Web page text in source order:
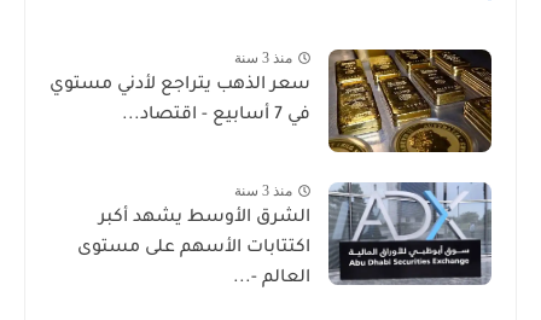
منذ 3 سنة
سعر الذهب يتراجع لأدني مستوي
في 7 أسابيع - اقتصاد...
منذ 3 سنة
الشرق الأوسط يشهد أكبر
اكتتابات الأسهم على مستوى
العالم -...